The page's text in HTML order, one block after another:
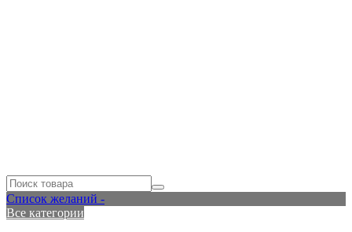
Список желаний -
Все категории